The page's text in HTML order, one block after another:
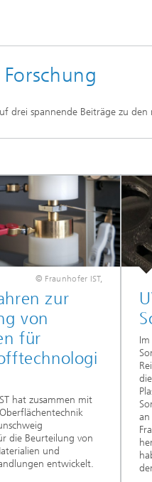
drei spannende Beiträge zu
© Fraunhofer IST,
zur
von
für
hat zusammen mit
die Beurteilung von
und
entwickelt.
an